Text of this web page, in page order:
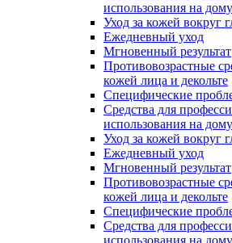
использования на дому
Уход за кожей вокруг
Ежедневный уход
Мгновенный результат
Противовозрастные
кожей лица и декольте
Специфические
Средства для
использования на дому
Уход за кожей вокруг
Ежедневный уход
Мгновенный результат
Противовозрастные
кожей лица и декольте
Специфические
Средства для
использования на дому